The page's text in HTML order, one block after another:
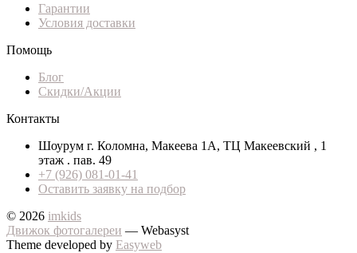
Гарантии
Условия доставки
Помощь
Блог
Скидки/Акции
Контакты
Шоурум г. Коломна, Макеева 1А, ТЦ Макеевский , 1
этаж . пав. 49
+7 (926) 081-01-41
Оставить заявку на подбор
© 2026 imkids
Движок фотогалереи — Webasyst
Theme developed by Easyweb